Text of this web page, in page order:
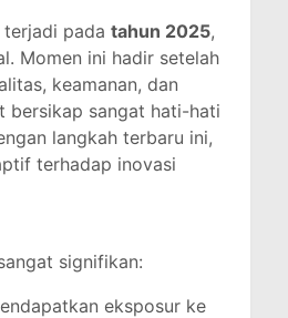
terjadi pada tahun 2025,
Momen ini hadir setelah
keamanan, dan
bersikap sangat hati-hati
langkah terbaru ini,
terhadap inovasi
signifikan:
eksposur ke